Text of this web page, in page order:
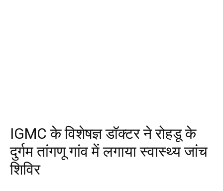
IGMC के विशेषज्ञ डॉक्टर ने रोहडू के
दुर्गम तांगणू गांव में लगाया स्वास्थ्य जांच
शिविर